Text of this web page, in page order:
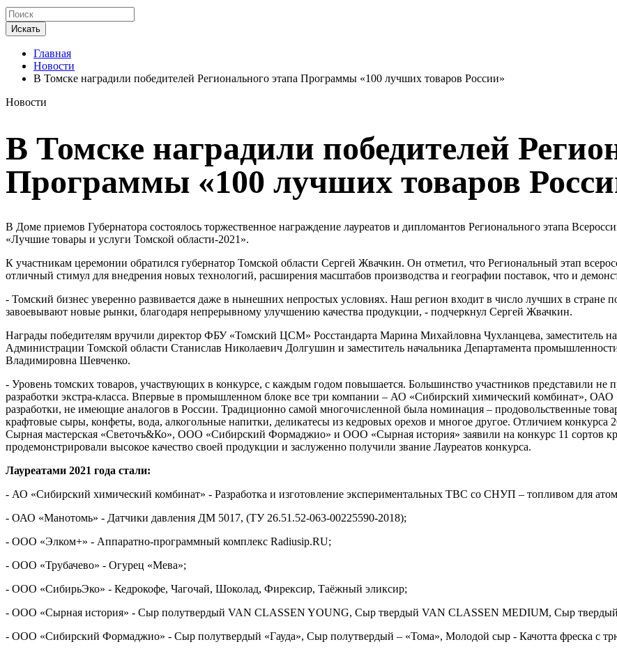
Искать
Главная
Новости
В Томске наградили победителей Регионального этапа Программы «100 лучших товаров России»
Новости
В Томске наградили победителей
Программы «100 лучших товаров
В Доме приемов Губернатора состоялось торжественное награждение лауреатов и дипломантов Регионального этапа
«Лучшие товары и услуги Томской области-2021».
К участникам церемонии обратился губернатор Томской области Сергей Жвачкин. Он отметил, что Региональный этап
отличный стимул для внедрения новых технологий, расширения масштабов производства и географии поставок, что и
- Томский бизнес уверенно развивается даже в нынешних непростых условиях. Наш регион входит в число лучших в стране
завоевывают новые рынки, благодаря непрерывному улучшению качества продукции, - подчеркнул Сергей Жвачкин.
Награды победителям вручили директор ФБУ «Томский ЦСМ» Росстандарта Марина Михайловна Чухланцева, заместитель
Администрации Томской области Станислав Николаевич Долгушин и заместитель начальника Департамента
Владимировна Шевченко.
- Уровень томских товаров, участвующих в конкурсе, с каждым годом повышается. Большинство участников представили
разработки экстра-класса. Впервые в промышленном блоке все три компании – АО «Сибирский химический комбинат»,
разработки, не имеющие аналогов в России. Традиционно самой многочисленной была номинация – продовольственные
крафтовые сыры, конфеты, вода, алкогольные напитки, деликатесы из кедровых орехов и многое другое. Отличием конкурса
Сырная мастерская «Светочъ&Ко», ООО «Сибирский Формаджио» и ООО «Сырная история» заявили на конкурс 11 сортов
продемонстрировали высокое качество своей продукции и заслуженно получили звание Лауреатов конкурса.
Лауреатами 2021 года стали:
- АО «Сибирский химический комбинат» - Разработка и изготовление экспериментальных ТВС со СНУП – топливом для
- ОАО «Манотомь» - Датчики давления ДМ 5017, (ТУ 26.51.52-063-00225590-2018);
- ООО «Элком+» - Аппаратно-программный комплекс Radiusip.RU;
- ООО «Трубачево» - Огурец «Мева»;
- ООО «СибирьЭко» - Кедрокофе, Чагочай, Шоколад, Фирексир, Таёжный эликсир;
- ООО «Сырная история» - Сыр полутвердый VAN CLASSEN YOUNG, Сыр твердый VAN CLASSEN MEDIUM, Сыр
- ООО «Сибирский Формаджио» - Сыр полутвердый «Гауда», Сыр полутвердый – «Тома», Молодой сыр - Качотта фреска с